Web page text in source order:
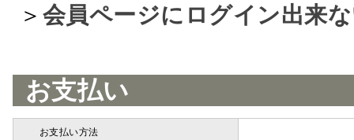
＞ 会員ページにログイン出来
お支払い
お支払い方法